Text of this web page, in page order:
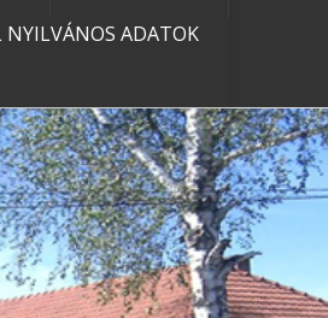
NYILVÁNOS ADATOK